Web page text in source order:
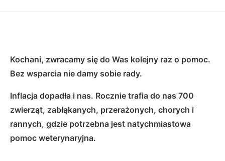
Kochani, zwracamy się do Was kolejny raz o pomoc.
Bez wsparcia nie damy sobie rady.
Inflacja dopadła i nas. Rocznie trafia do nas 700
zwierząt, zabłąkanych, przerażonych, chorych i
rannych, gdzie potrzebna jest natychmiastowa
pomoc weterynaryjna.